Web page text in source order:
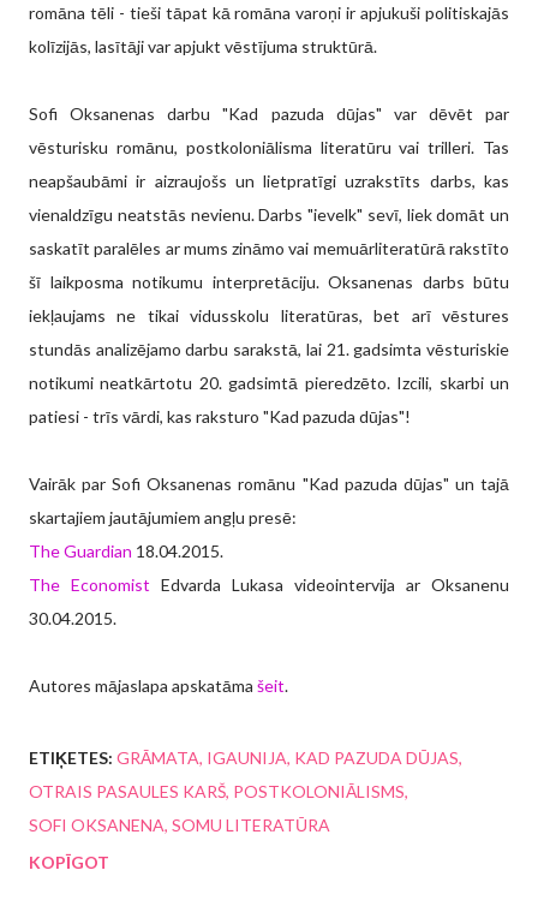
romāna tēli - tieši tāpat kā romāna varoņi ir apjukuši politiskajās
kolīzijās, lasītāji var apjukt vēstījuma struktūrā.
Sofi Oksanenas darbu "Kad pazuda dūjas" var dēvēt par
vēsturisku romānu, postkoloniālisma literatūru vai trilleri. Tas
neapšaubāmi ir aizraujošs un lietpratīgi uzrakstīts darbs, kas
vienaldzīgu neatstās nevienu. Darbs "ievelk" sevī, liek domāt un
saskatīt paralēles ar mums zināmo vai memuārliteratūrā rakstīto
šī laikposma notikumu interpretāciju. Oksanenas darbs būtu
iekļaujams ne tikai vidusskolu literatūras, bet arī vēstures
stundās analizējamo darbu sarakstā, lai 21. gadsimta vēsturiskie
notikumi neatkārtotu 20. gadsimtā pieredzēto. Izcili, skarbi un
patiesi - trīs vārdi, kas raksturo "Kad pazuda dūjas"!
Vairāk par Sofi Oksanenas romānu "Kad pazuda dūjas" un tajā
skartajiem jautājumiem angļu presē:
The Guardian 18.04.2015.
The Economist Edvarda Lukasa videointervija ar Oksanenu
30.04.2015.
Autores mājaslapa apskatāma šeit.
ETIĶETES: GRĀMATA IGAUNIJA KAD PAZUDA DŪJAS
OTRAIS PASAULES KARŠ POSTKOLONIĀLISMS
SOFI OKSANENA SOMU LITERATŪRA
KOPĪGOT